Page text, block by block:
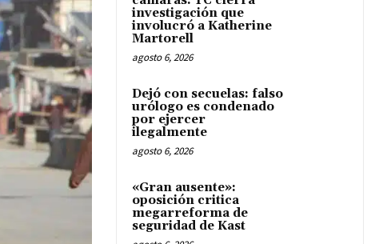
investigación que
involucró a Katherine
Martorell
agosto 6, 2026
Dejó con secuelas: falso
urólogo es condenado
por ejercer
ilegalmente
agosto 6, 2026
«Gran ausente»:
oposición critica
megarreforma de
seguridad de Kast